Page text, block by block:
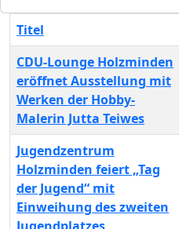
Titel
CDU-Lounge Holzminden
eröffnet Ausstellung mit
Werken der Hobby-
Malerin Jutta Teiwes
Jugendzentrum
Holzminden feiert „Tag
der Jugend“ mit
Einweihung des zweiten